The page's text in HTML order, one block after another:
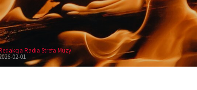
Radia Strefa Muzy
02-01